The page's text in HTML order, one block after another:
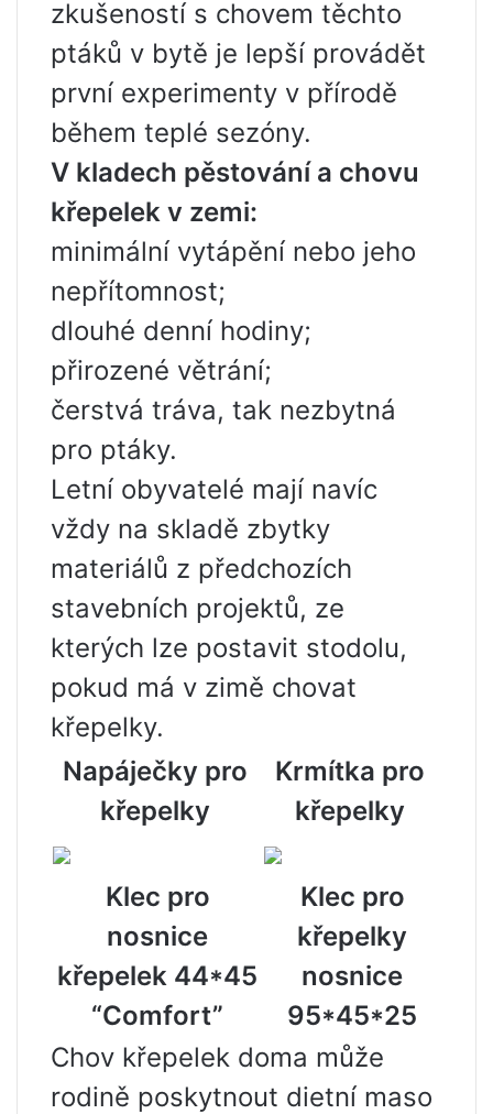
zkušeností s chovem těchto
ptáků v bytě je lepší provádět
první experimenty v přírodě
během teplé sezóny.
V kladech pěstování a chovu
křepelek v zemi:
minimální vytápění nebo jeho
nepřítomnost;
dlouhé denní hodiny;
přirozené větrání;
čerstvá tráva, tak nezbytná
pro ptáky.
Letní obyvatelé mají navíc
vždy na skladě zbytky
materiálů z předchozích
stavebních projektů, ze
kterých lze postavit stodolu,
pokud má v zimě chovat
křepelky.
Napáječky pro
křepelky
Krmítka pro
křepelky
Klec pro
nosnice
křepelek 44*45
“Comfort”
Klec pro
křepelky
nosnice
95*45*25
Chov křepelek doma může
rodině poskytnout dietní maso